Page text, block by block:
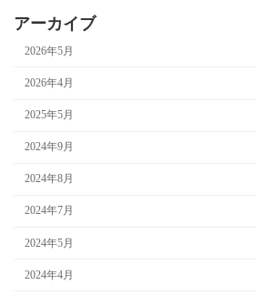
アーカイブ
2026年5月
2026年4月
2025年5月
2024年9月
2024年8月
2024年7月
2024年5月
2024年4月